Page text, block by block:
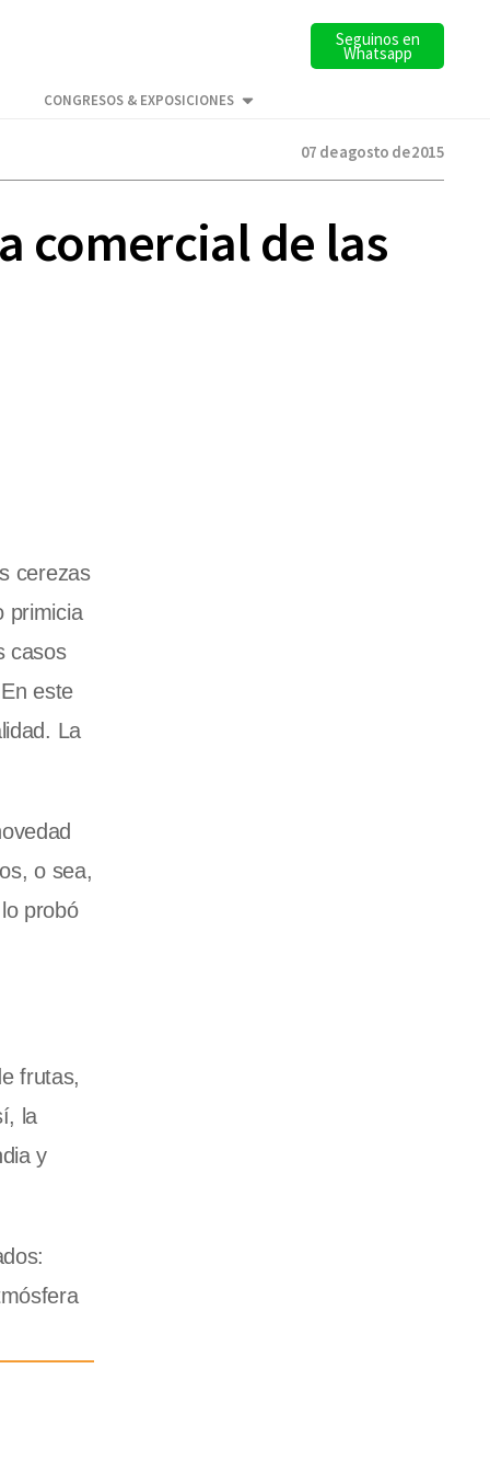
Seguinos en
Whatsapp
CONGRESOS & EXPOSICIONES
07 de agosto de 2015
comercial de las
cerezas
primicia
casos
este
La
o sea,
probó
frutas,
la
y